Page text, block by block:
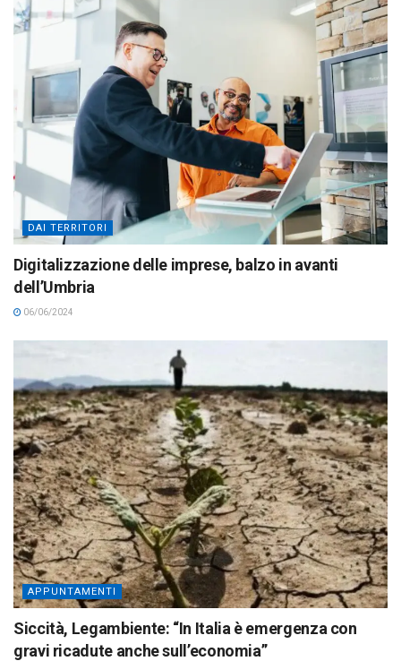
DAI TERRITORI
Digitalizzazione delle imprese, balzo in avanti
dell’Umbria
06/06/2024
APPUNTAMENTI
Siccità, Legambiente: “In Italia è emergenza con
gravi ricadute anche sull’economia”